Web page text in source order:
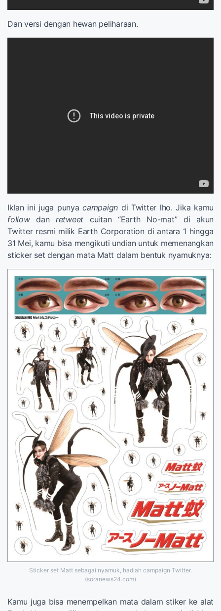
Dan versi dengan hewan peliharaan.
Iklan ini juga punyacampaign di Twitter lho. Jika kamu
followdan retweet cuitan “Earth No-mat” di akun
Twitter resmi milik Earth Corporation di antara 1 hingga
31 Mei, kamu bisa mengikuti undian untuk memenangkan
sticker set dengan mata Matt dalam bentuk nyamuknya:
Sticker set Matt sebagai nyamuk, hadiah campaign Twitter.
(soranews24.com)
Kamu juga bisa menempelkan mata dalam stiker ke alat